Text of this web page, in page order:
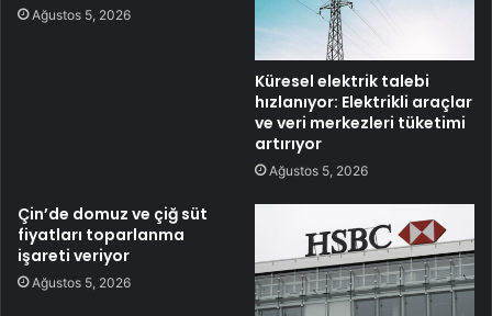
Ağustos 5, 2026
Küresel elektrik talebi
hızlanıyor: Elektrikli araçlar
ve veri merkezleri tüketimi
artırıyor
Ağustos 5, 2026
Çin’de domuz ve çiğ süt
fiyatları toparlanma
işareti veriyor
Ağustos 5, 2026